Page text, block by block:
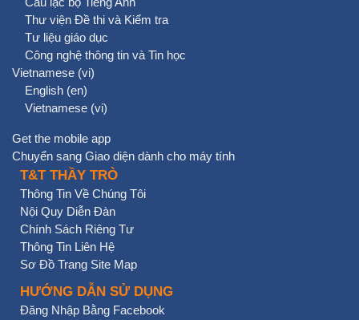
Thư viện Đề thi và Kiểm tra
Tư liệu giáo dục
Công nghệ thông tin và Tin học
Vietnamese ‎(vi)‎
English ‎(en)‎
Vietnamese ‎(vi)‎
Get the mobile app
Chuyển sang Giao diện dành cho máy tính
T&T THẦY TRÒ
Thông Tin Về Chúng Tôi
Nội Quy Diễn Đàn
Chính Sách Riêng Tư
Thông Tin Liên Hệ
Sơ Đồ Trang Site Map
HƯỚNG DẪN SỬ DỤNG
Đăng Nhập Bằng Facebook